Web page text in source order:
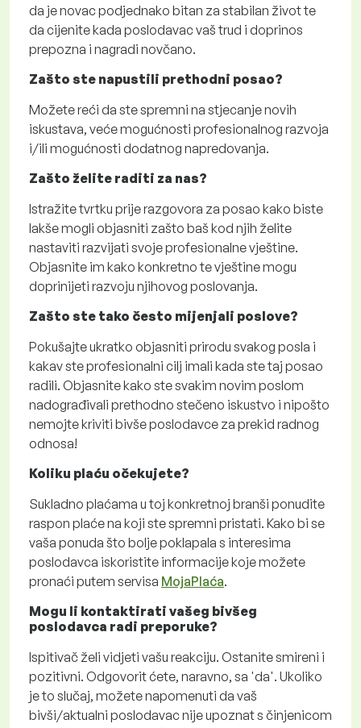
da je novac podjednako bitan za stabilan život te
da cijenite kada poslodavac vaš trud i doprinos
prepozna i nagradi novčano.
Zašto ste napustili prethodni posao?
Možete reći da ste spremni na stjecanje novih
iskustava, veće mogućnosti profesionalnog razvoja
i/ili mogućnosti dodatnog napredovanja.
Zašto želite raditi za nas?
Istražite tvrtku prije razgovora za posao kako biste
lakše mogli objasniti zašto baš kod njih želite
nastaviti razvijati svoje profesionalne vještine.
Objasnite im kako konkretno te vještine mogu
doprinijeti razvoju njihovog poslovanja.
Zašto ste tako često mijenjali poslove?
Pokušajte ukratko objasniti prirodu svakog posla i
kakav ste profesionalni cilj imali kada ste taj posao
radili. Objasnite kako ste svakim novim poslom
nadograđivali prethodno stečeno iskustvo i nipošto
nemojte kriviti bivše poslodavce za prekid radnog
odnosa!
Koliku plaću očekujete?
Sukladno plaćama u toj konkretnoj branši ponudite
raspon plaće na koji ste spremni pristati. Kako bi se
vaša ponuda što bolje poklapala s interesima
poslodavca iskoristite informacije koje možete
pronaći putem servisa MojaPlaća.
Mogu li kontaktirati vašeg bivšeg
poslodavca radi preporuke?
Ispitivač želi vidjeti vašu reakciju. Ostanite smireni i
pozitivni. Odgovorit ćete, naravno, sa 'da'. Ukoliko
je to slučaj, možete napomenuti da vaš
bivši/aktualni poslodavac nije upoznat s činjenicom